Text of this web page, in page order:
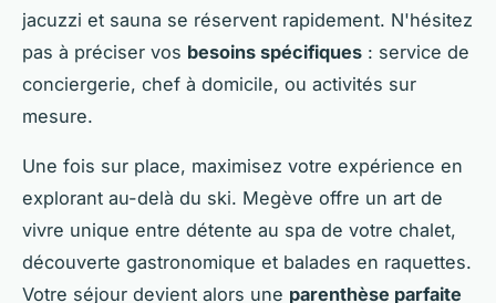
jacuzzi et sauna se réservent rapidement. N'hésitez
pas à préciser vos besoins spécifiques : service de
conciergerie, chef à domicile, ou activités sur
mesure.
Une fois sur place, maximisez votre expérience en
explorant au-delà du ski. Megève offre un art de
vivre unique entre détente au spa de votre chalet,
découverte gastronomique et balades en raquettes.
Votre séjour devient alors une parenthèse parfaite